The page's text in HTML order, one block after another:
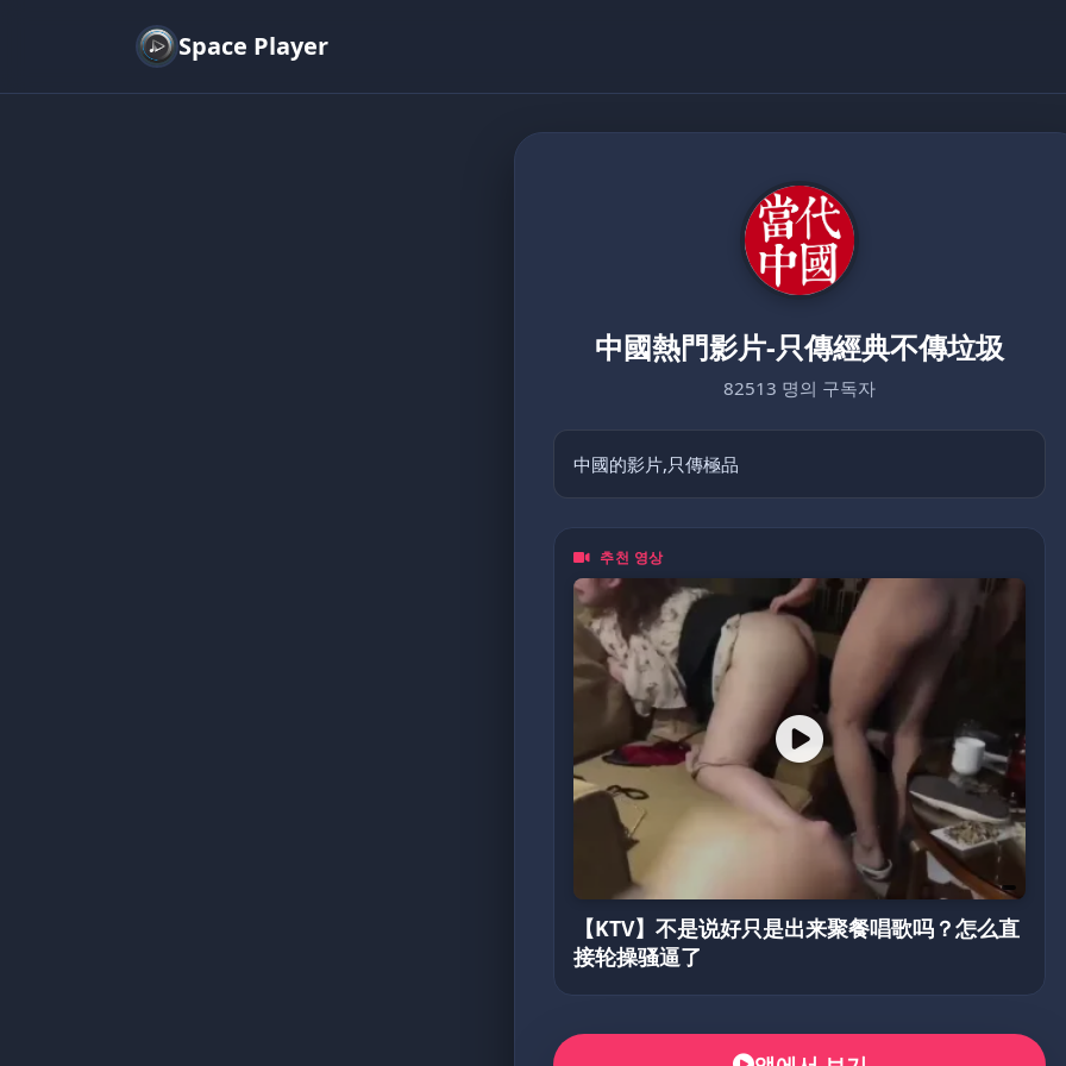
Space Player
中國熱門影片-只傳經典不傳垃圾
82513 명의 구독자
中國的影片,只傳極品
추천 영상
【KTV】不是说好只是出来聚餐唱歌吗？怎么直
接轮操骚逼了